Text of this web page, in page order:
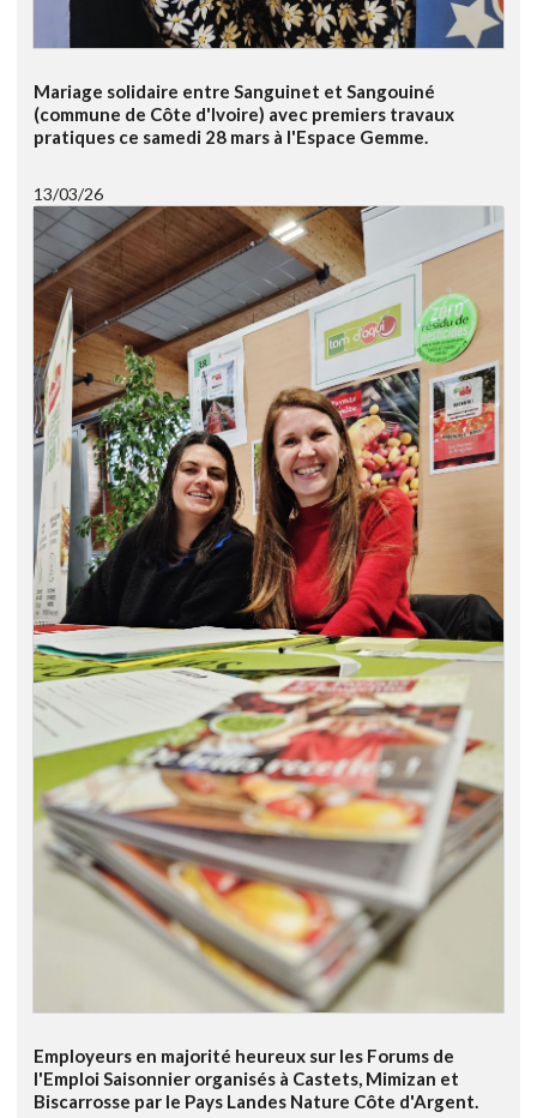
Mariage solidaire entre Sanguinet et Sangouiné
(commune de Côte d'Ivoire) avec premiers travaux
pratiques ce samedi 28 mars à l'Espace Gemme.
13/03/26
Employeurs en majorité heureux sur les Forums de
l'Emploi Saisonnier organisés à Castets, Mimizan et
Biscarrosse par le Pays Landes Nature Côte d'Argent.